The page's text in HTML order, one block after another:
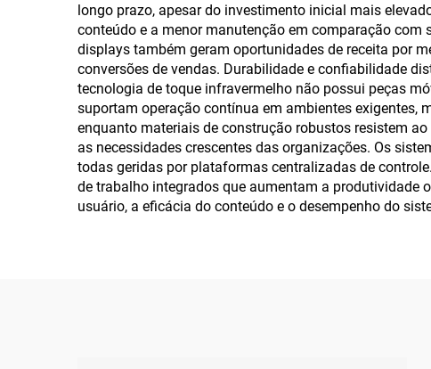
longo prazo, apesar do investimento inicial mais
conteúdo e a menor manutenção em comparação
displays também geram oportunidades de receita por
conversões de vendas. Durabilidade e confiabilidade
tecnologia de toque infravermelho não possui peças
suportam operação contínua em ambientes exigentes,
enquanto materiais de construção robustos resistem
as necessidades crescentes das organizações. Os
todas geridas por plataformas centralizadas de
de trabalho integrados que aumentam a produtividade
usuário, a eficácia do conteúdo e o desempenho do